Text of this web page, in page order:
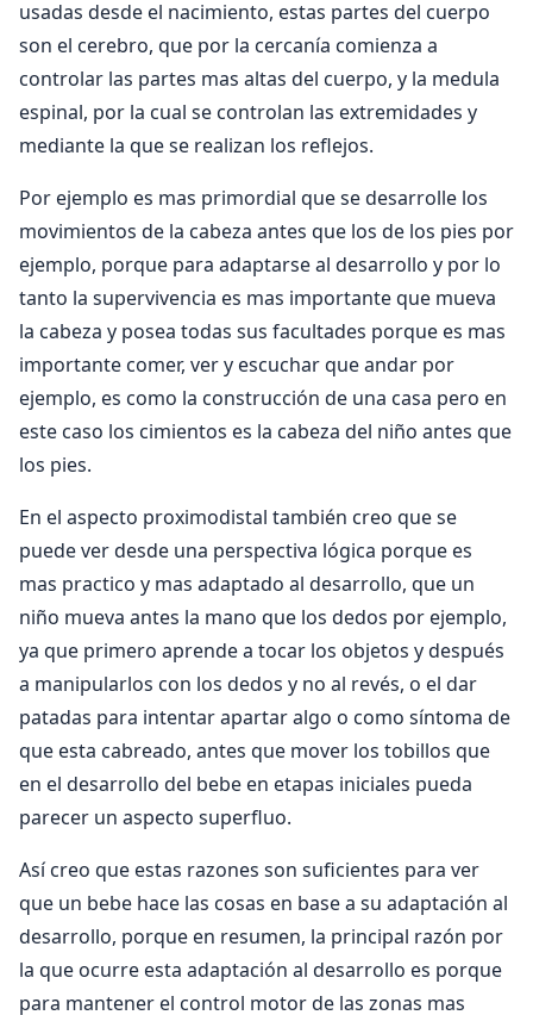
usadas desde el nacimiento, estas partes del cuerpo
son el cerebro, que por la cercanía comienza a
controlar las partes mas altas del cuerpo, y la medula
espinal, por la cual se controlan las extremidades y
mediante la que se realizan los reflejos.
Por ejemplo es mas primordial que se desarrolle los
movimientos de la cabeza antes que los de los pies por
ejemplo, porque para adaptarse al desarrollo y por lo
tanto la supervivencia es mas importante que mueva
la cabeza y posea todas sus facultades porque es mas
importante comer, ver y escuchar que andar por
ejemplo, es como la construcción de una casa pero en
este caso los cimientos es la cabeza del niño antes que
los pies.
En el aspecto proximodistal también creo que se
puede ver desde una perspectiva lógica porque es
mas practico y mas adaptado al desarrollo, que un
niño mueva antes la mano que los dedos por ejemplo,
ya que primero aprende a tocar los objetos y después
a manipularlos con los dedos y no al revés, o el dar
patadas para intentar apartar algo o como síntoma de
que esta cabreado, antes que mover los tobillos que
en el desarrollo del bebe en etapas iniciales pueda
parecer un aspecto superfluo.
Así creo que estas razones son suficientes para ver
que un bebe hace las cosas en base a su adaptación al
desarrollo, porque en resumen, la principal razón por
la que ocurre esta adaptación al desarrollo es porque
para mantener el control motor de las zonas mas